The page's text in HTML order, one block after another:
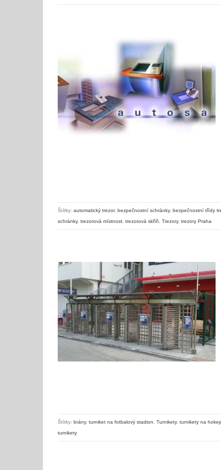
Štítky: automatický trezor, bezpečnostní schránky, bezpečnostní třídy
schránky, trezorová místnost trezorová skříň Trezory, trezory Praha
Štítky: brány, turniket na fotbalový stadion Turnikety, turnikety na
turnikety